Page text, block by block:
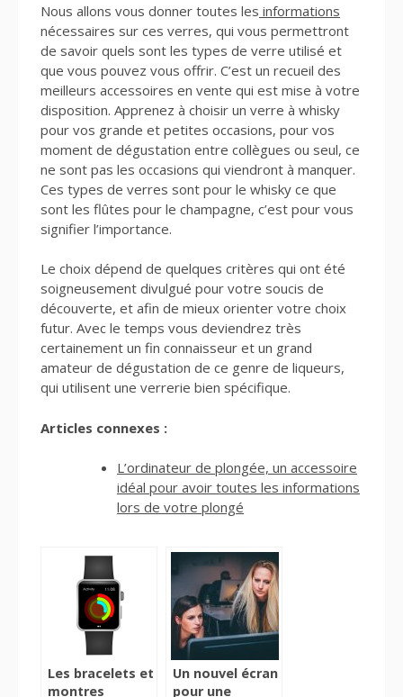
Nous allons vous donner toutes les informations
nécessaires sur ces verres, qui vous permettront
de savoir quels sont les types de verre utilisé et
que vous pouvez vous offrir. C’est un recueil des
meilleurs accessoires en vente qui est mise à votre
disposition. Apprenez à choisir un verre à whisky
pour vos grande et petites occasions, pour vos
moment de dégustation entre collègues ou seul, ce
ne sont pas les occasions qui viendront à manquer.
Ces types de verres sont pour le whisky ce que
sont les flûtes pour le champagne, c’est pour vous
signifier l’importance.
Le choix dépend de quelques critères qui ont été
soigneusement divulgué pour votre soucis de
découverte, et afin de mieux orienter votre choix
futur. Avec le temps vous deviendrez très
certainement un fin connaisseur et un grand
amateur de dégustation de ce genre de liqueurs,
qui utilisent une verrerie bien spécifique.
Articles connexes :
L’ordinateur de plongée, un accessoire
idéal pour avoir toutes les informations
lors de votre plongé
Les bracelets et
montres
Un nouvel écran
pour une